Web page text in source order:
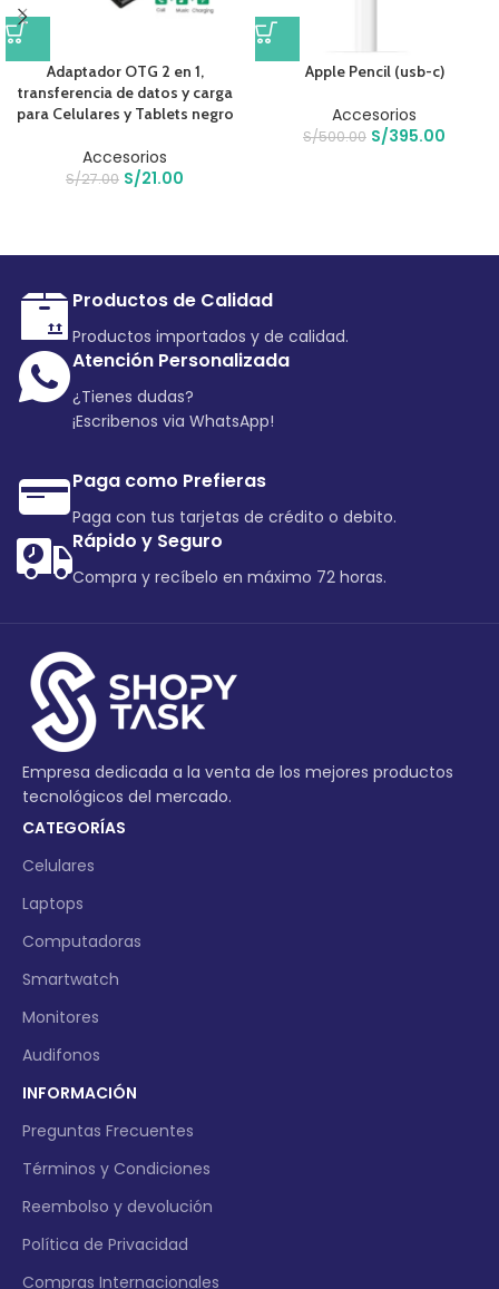
Adaptador OTG 2 en 1,
transferencia de datos y carga
para Celulares y Tablets negro
Accesorios
S/27.00 S/21.00
Apple Pencil (usb-c)
Accesorios
S/500.00 S/395.00
Productos de Calidad
Productos importados y de calidad.
Atención Personalizada
¿Tienes dudas?
¡Escribenos via WhatsApp!
Paga como Prefieras
Paga con tus tarjetas de crédito o debito.
Rápido y Seguro
Compra y recíbelo en máximo 72 horas.
Empresa dedicada a la venta de los mejores productos
tecnológicos del mercado.
CATEGORÍAS
Celulares
Laptops
Computadoras
Smartwatch
Monitores
Audifonos
INFORMACIÓN
Preguntas Frecuentes
Términos y Condiciones
Reembolso y devolución
Política de Privacidad
Compras Internacionales